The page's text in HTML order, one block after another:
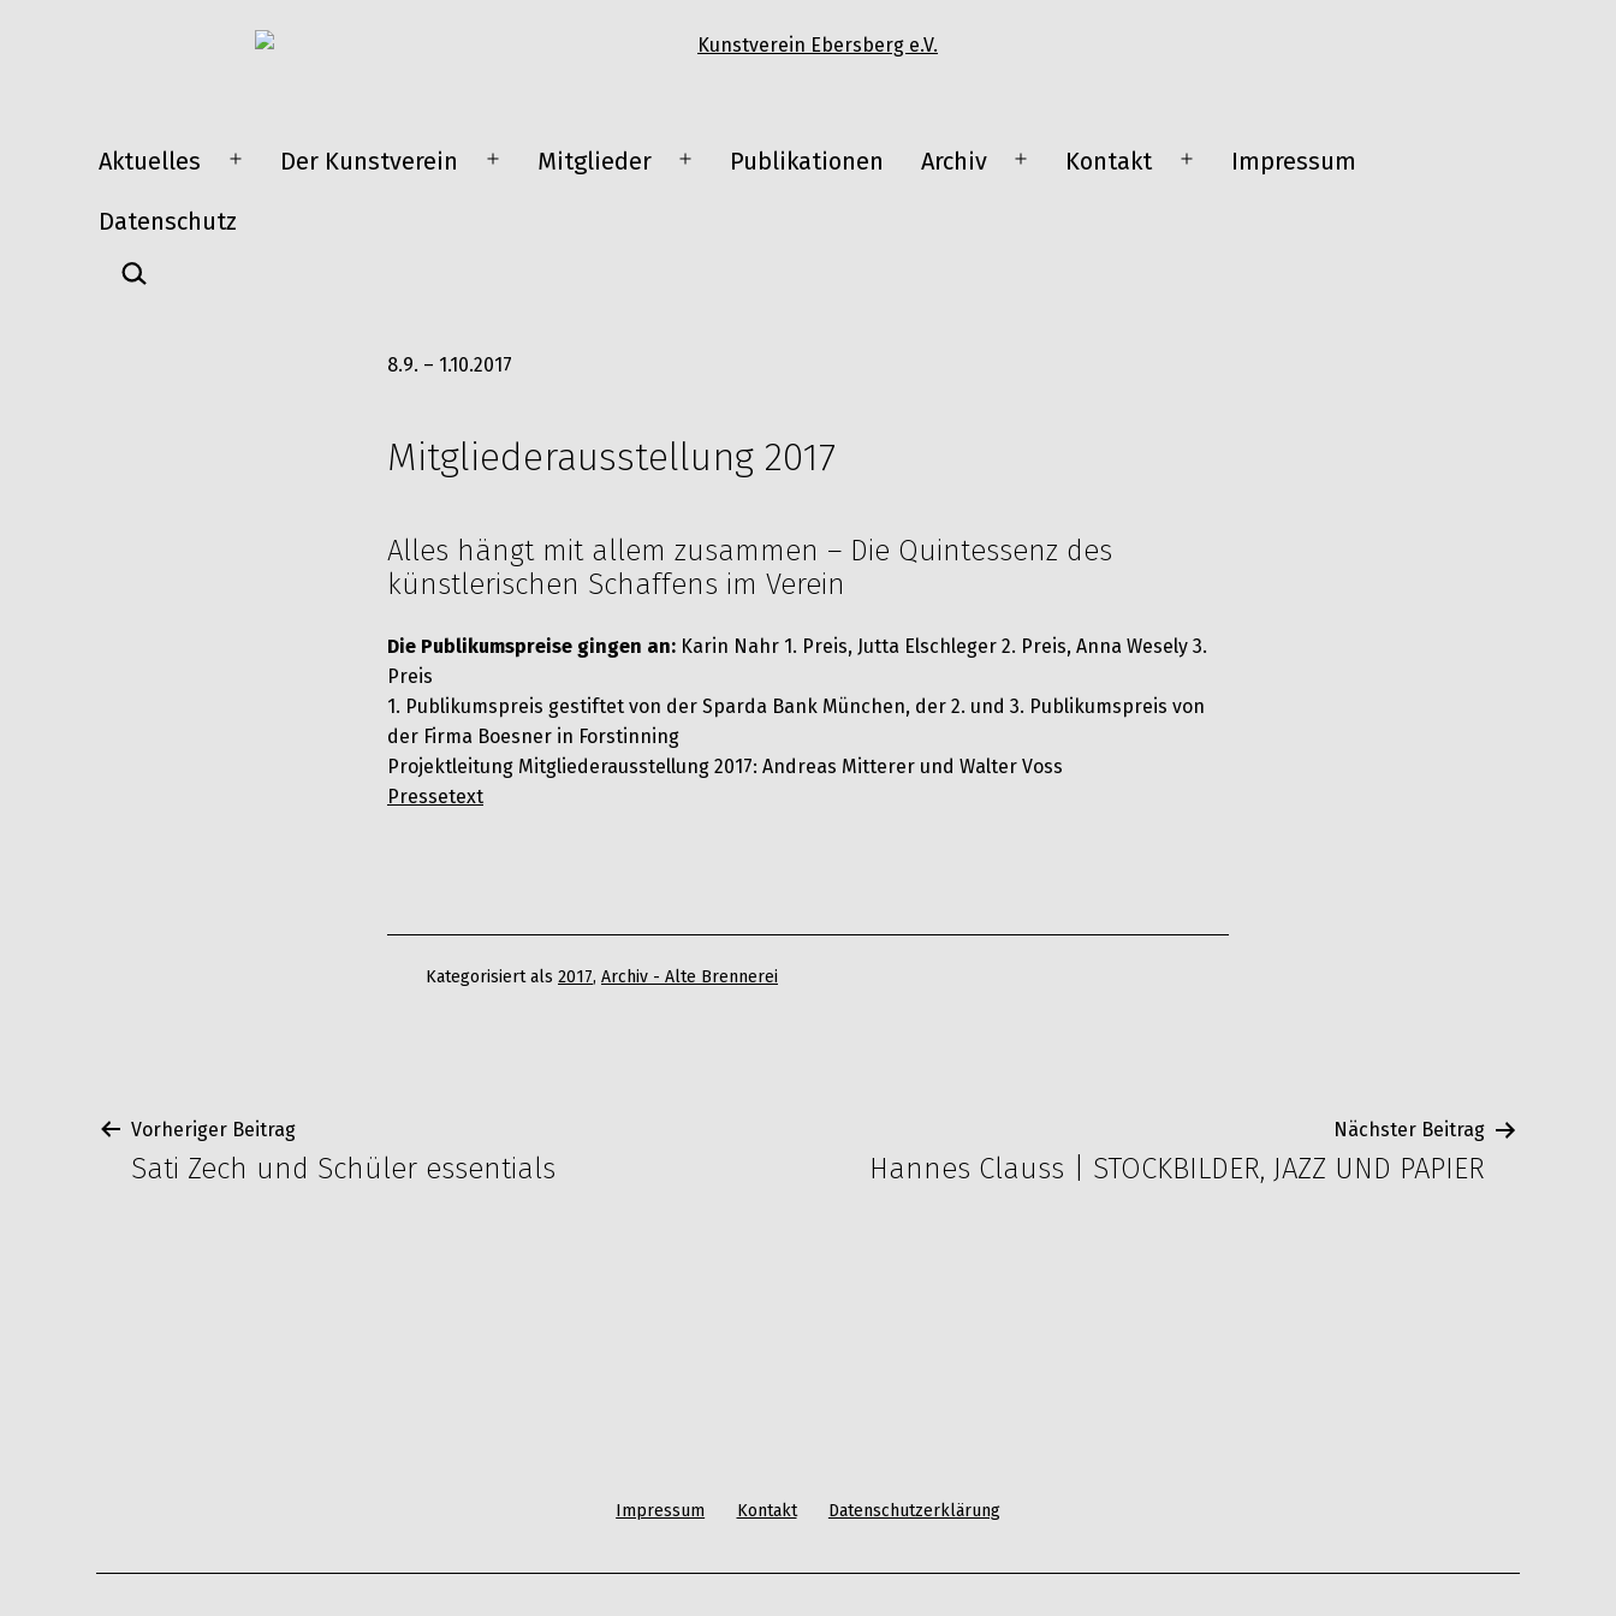
Aktuelles
Menü Der Kunstverein
MenüMitglieder
Menü Publikationen Archiv
Menü Kontakt
Menü Impressum
Datenschutz
Suchen …
8.9. – 1.10.2017
Mitgliederausstellung 2017
Alles hängt mit allem zusammen – Die Quintessenz des
künstlerischen Schaffens im Verein
Die Publikumspreise gingen an: Karin Nahr 1. Preis, Jutta Elschleger 2. Preis, Anna Wesely 3.
Preis
1. Publikumspreis gestiftet von der Sparda Bank München, der 2. und 3. Publikumspreis von
der Firma Boesner in Forstinning
Projektleitung Mitgliederausstellung 2017: Andreas Mitterer und Walter Voss
Pressetext
Kategorisiert als 2017, Archiv - Alte Brennerei
Beitragsnavigation
Vorheriger Beitrag
Sati Zech und Schüler essentials
Nächster Beitrag
Hannes Clauss | STOCKBILDER, JAZZ UND PAPIER
Impressum Kontakt Datenschutzerklärung